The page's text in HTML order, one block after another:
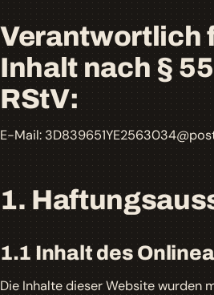
Verantwortlich
Inhalt nach §
RStV:
E-Mail:
1.
1.1 Inhalt des
Die Inhalte dieser Website wurden